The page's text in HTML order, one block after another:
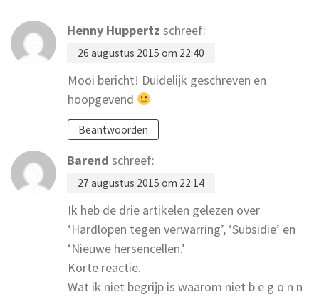
Henny Huppertz schreef:
26 augustus 2015 om 22:40
Mooi bericht! Duidelijk geschreven en
hoopgevend
Beantwoorden
Barend schreef:
27 augustus 2015 om 22:14
Ik heb de drie artikelen gelezen over
‘Hardlopen tegen verwarring’, ‘Subsidie’ en
‘Nieuwe hersencellen.’
Korte reactie.
Wat ik niet begrijp is waarom niet b e g o n n